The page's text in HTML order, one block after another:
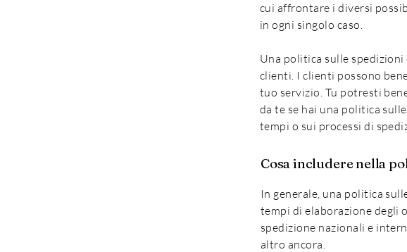
cui affrontare i diversi
in ogni singolo caso.
Una politica sulle
clienti. I clienti possono
tuo servizio. Tu potresti
da te se hai una politica
tempi o sui processi di
Cosa includere nella
In generale, una politica
tempi di elaborazione degli
spedizione nazionali e
altro ancora.